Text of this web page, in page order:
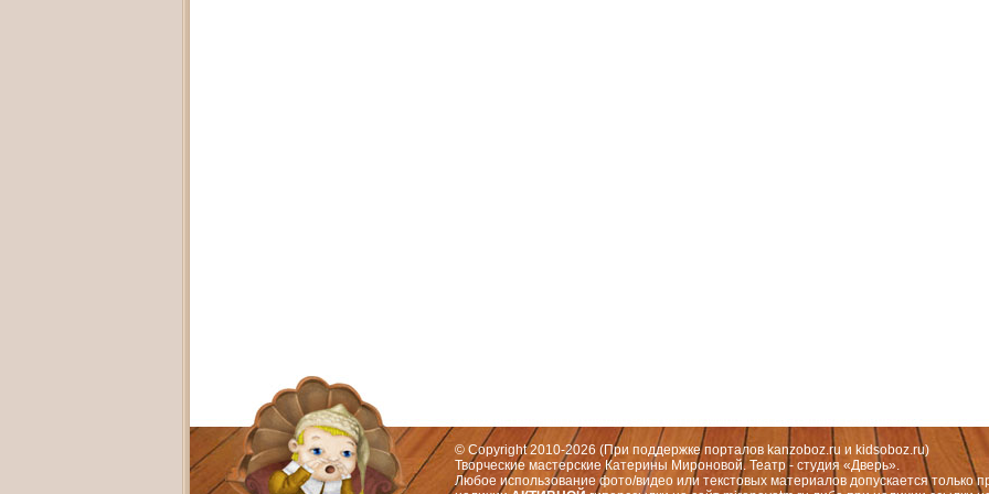
© Copyright 2010-2026 (При поддержке порталов kanzoboz.ru и kidsoboz.ru)
Творческие мастерские Катерины Мироновой. Театр - студия «Дверь».
Любое использование фото/видео или текстовых материалов допускается только